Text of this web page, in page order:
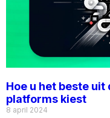
Hoe u het beste
platforms kiest
8 april 2024